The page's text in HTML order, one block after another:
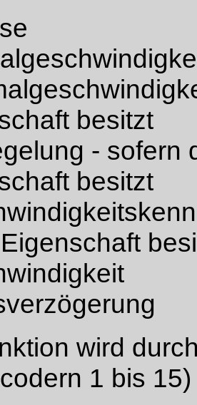
besitzt
- sofern
besitzt
wird
1 bis